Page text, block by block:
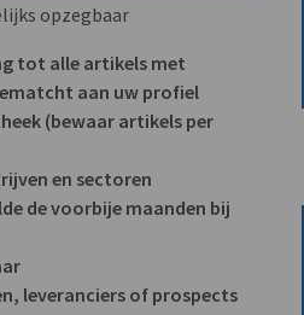
opzegbaar
tot alle artikels met
aan uw profiel
(bewaar artikels per
en sectoren
de voorbije maanden bij
leveranciers of prospects